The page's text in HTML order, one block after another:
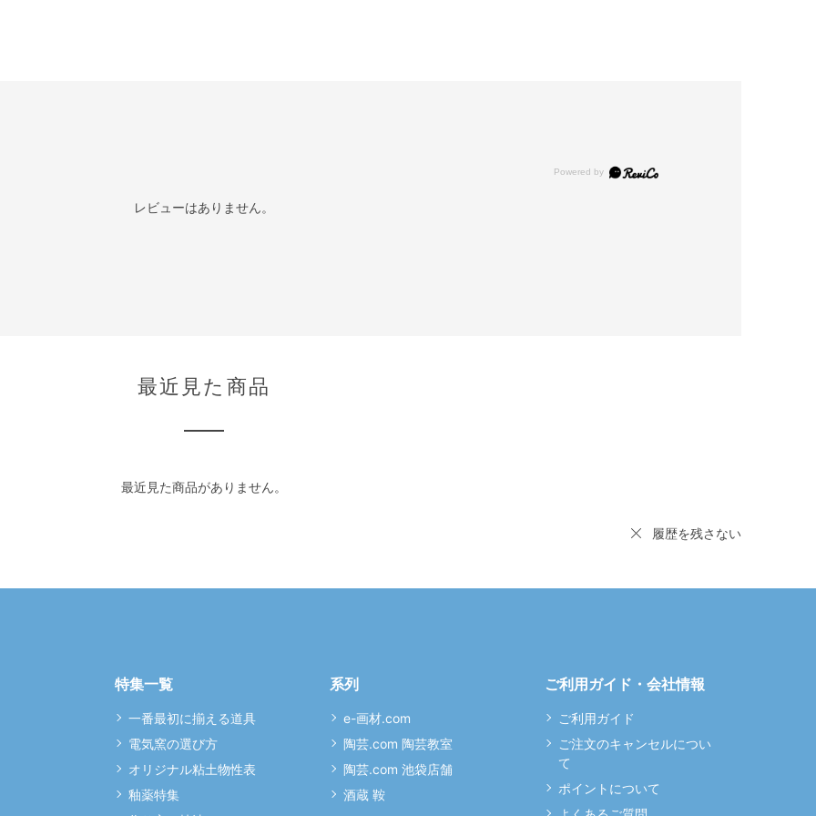
レビューはありません。
最近見た商品
最近見た商品がありません。
履歴を残さない
特集一覧
一番最初に揃える道具
電気窯の選び方
オリジナル粘土物性表
釉薬特集
系列
e-画材.com
陶芸.com 陶芸教室
陶芸.com 池袋店舗
酒蔵 鞍
ご利用ガイド・会社情報
ご利用ガイド
ご注文のキャンセルについ
て
ポイントについて